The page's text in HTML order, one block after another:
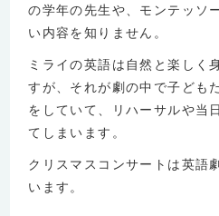
の学年の先生や、モンテッソ
い内容を知りません。
ミライの英語は自然と楽しく
すが、それが劇の中で子ども
をしていて、リハーサルや当
てしまいます。
クリスマスコンサートは英語
います。